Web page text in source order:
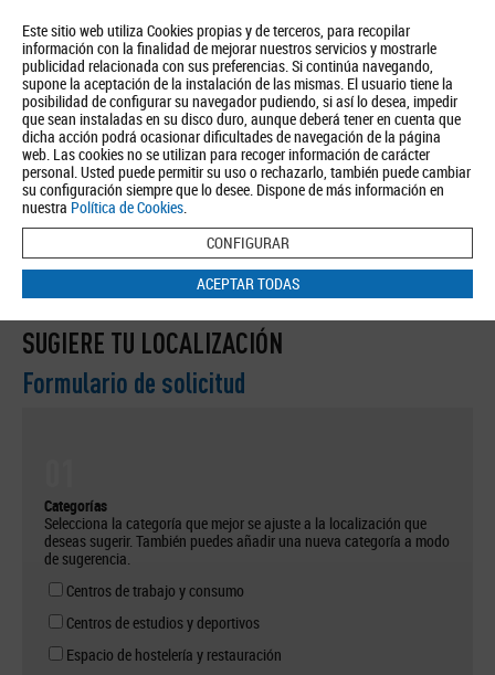
Este sitio web utiliza Cookies propias y de terceros, para recopilar
información con la finalidad de mejorar nuestros servicios y mostrarle
publicidad relacionada con sus preferencias. Si continúa navegando,
supone la aceptación de la instalación de las mismas. El usuario tiene la
posibilidad de configurar su navegador pudiendo, si así lo desea, impedir
que sean instaladas en su disco duro, aunque deberá tener en cuenta que
dicha acción podrá ocasionar dificultades de navegación de la página
web. Las cookies no se utilizan para recoger información de carácter
personal. Usted puede permitir su uso o rechazarlo, también puede cambiar
su configuración siempre que lo desee. Dispone de más información en
nuestra Política de Cookies.
CONFIGURAR
ACEPTAR TODAS
Quiénes somos Turismo Política de Privacidad Aviso Legal
Política de Cookies
BUSCAR
Inicio/Sugiere tu Localización
SUGIERE TU LOCALIZACIÓN
Formulario de solicitud
Categorías
Selecciona la categoría que mejor se ajuste a la localización que
deseas sugerir. También puedes añadir una nueva categoría a modo
de sugerencia.
Centros de trabajo y consumo
Centros de estudios y deportivos
Espacio de hostelería y restauración